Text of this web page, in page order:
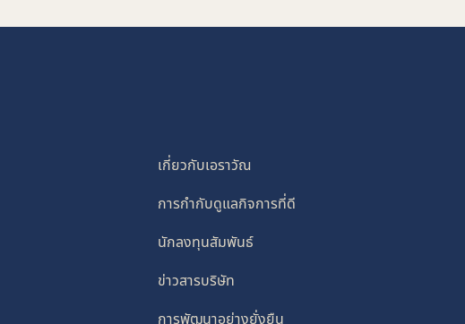
เกี่ยวกับเอราวัณ
การกำกับดูแลกิจการที่ดี
นักลงทุนสัมพันธ์
ข่าวสารบริษัท
การพัฒนาอย่างยั่งยืน